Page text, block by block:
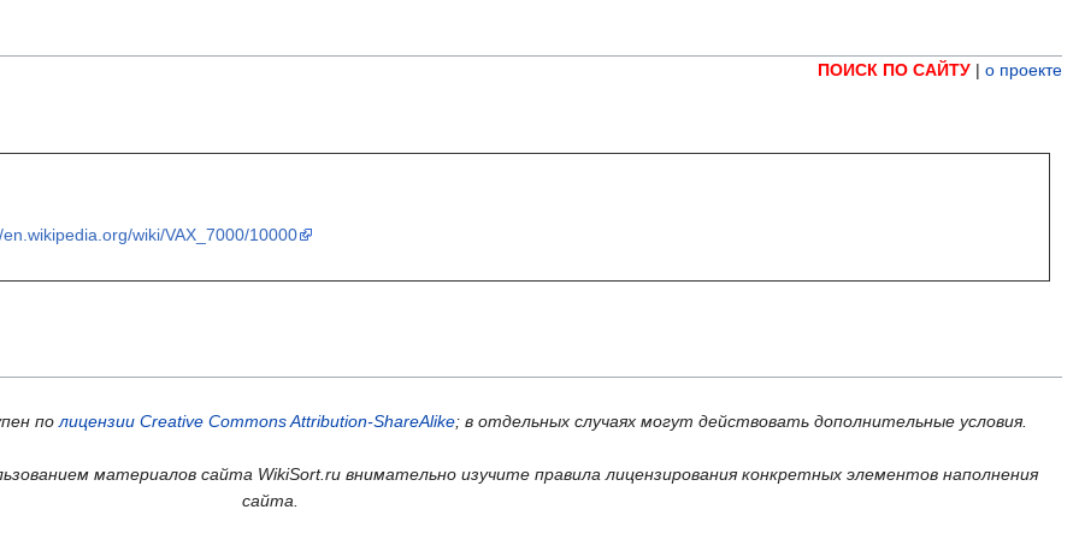
ПОИСК ПО САЙТУ | о проекте
wiki/VAX_7000/10000
по лицензии Creative Commons Attribution-ShareAlike; в отдельных случаях могут действовать дополнительные условия.
материалов сайта WikiSort.ru внимательно изучите правила лицензирования конкретных элементов наполнения
сайта.